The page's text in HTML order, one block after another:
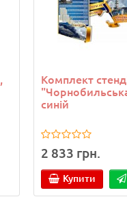
Комплект
синій
2 833 грн.
Купити